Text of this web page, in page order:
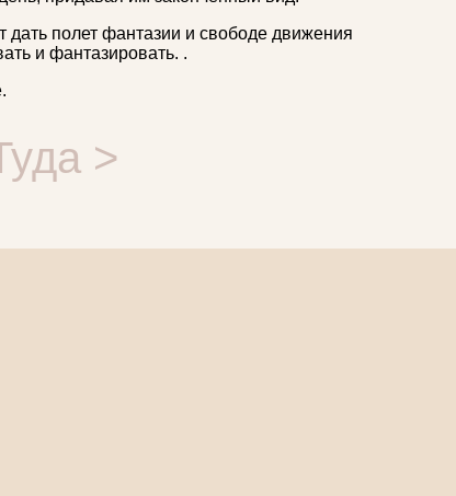
дать полет фантазии и свободе движения
и фантазировать. .
>